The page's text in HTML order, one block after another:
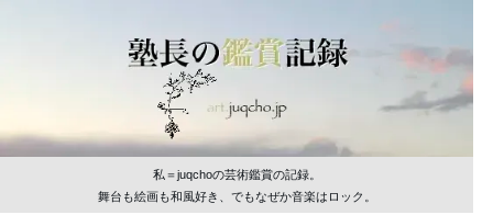
私＝juqchoの芸術鑑賞の記録。
舞台も絵画も和風好き、でもなぜか音楽はロック。